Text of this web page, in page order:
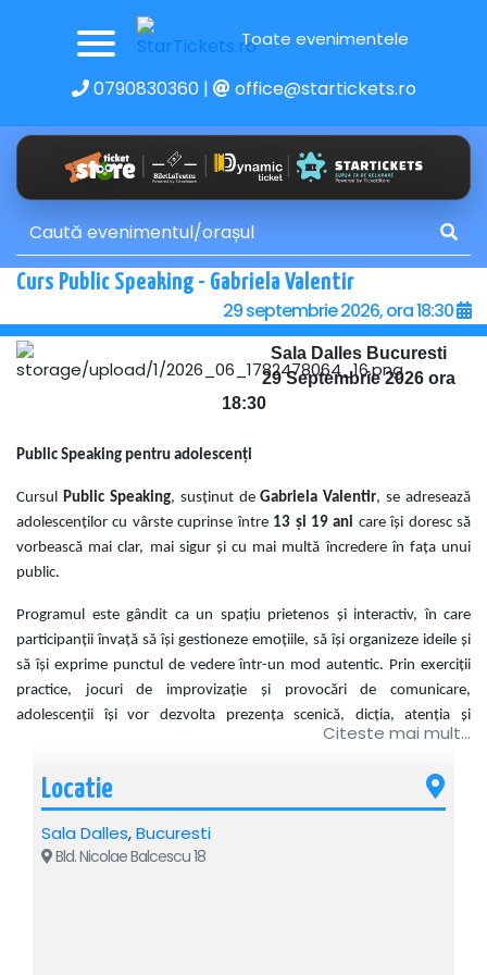
Toate evenimentele
0790830360| office@startickets.ro
Curs Public Speaking - Gabriela Valentir
29 septembrie 2026, ora 18:30
Sala Dalles Bucuresti
29 Septembrie 2026 ora
18:30
Public Speaking pentru adolescenți
Cursul Public Speaking, susținut deGabriela Valentir, se adresează
adolescenților cu vârste cuprinse între 13 și 19 ani care își doresc să
vorbească mai clar, mai sigur și cu mai multă încredere în fața unui
public.
Programul este gândit ca un spațiu prietenos și interactiv, în care
participanții învață să își gestioneze emoțiile, să își organizeze ideile și
să își exprime punctul de vedere într-un mod autentic. Prin exerciții
practice, jocuri de improvizație și provocări de comunicare,
adolescenții își vor dezvolta prezența scenică, dicția, atenția și
Cursul îi ajută pe participanți să descopere că public speaking-ul nu
înseamnă doar vorbit în fața unui grup, ci și încredere, claritate,
ascultare și curajul de a se exprima.
Citeste mai mult...
Locatie
Sala Dalles,Bucuresti
Bld. Nicolae Balcescu 18